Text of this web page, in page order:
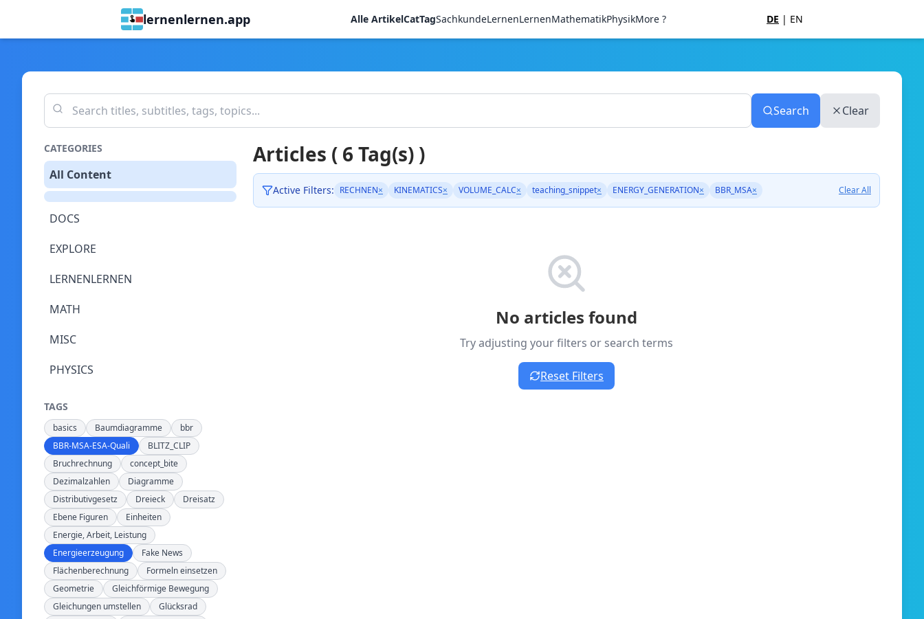
lernenlernen.app Alle ArtikelCatTagSachkundeLernenLernenMathematikPhysikMore ? DE | EN
Search Clear
CATEGORIES
All Content
DOCS
EXPLORE
LERNENLERNEN
MATH
MISC
PHYSICS
TAGS
basics Baumdiagramme
bbr
BBR-MSA-ESA-Quali
BLITZ_CLIP
Bruchrechnung
concept_bite
Dezimalzahlen
Diagramme
Distributivgesetz
Dreieck
Dreisatz
Ebene Figuren
Einheiten
Energie, Arbeit, Leistung
Energieerzeugung
Fake News
Flächenberechnung
Formeln einsetzen
Geometrie
Gleichförmige Bewegung
Gleichungen umstellen
Glücksrad
Articles ( 6 Tag(s) )
Active Filters: RECHNEN× KINEMATICS× VOLUME_CALC× teaching_snippet× ENERGY_GENERATION× BBR_MSA× Clear All
No articles found
Try adjusting your filters or search terms
Reset Filters